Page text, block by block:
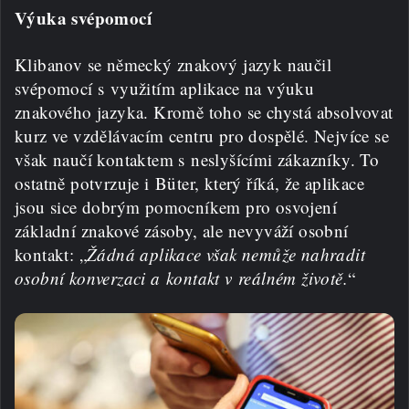
Výuka svépomocí
Klibanov se německý znakový jazyk naučil
svépomocí s využitím aplikace na výuku
znakového jazyka. Kromě toho se chystá absolvovat
kurz ve vzdělávacím centru pro dospělé. Nejvíce se
však naučí kontaktem s neslyšícími zákazníky. To
ostatně potvrzuje i Büter, který říká, že aplikace
jsou sice dobrým pomocníkem pro osvojení
základní znakové zásoby, ale nevyváží osobní
kontakt: „Žádná aplikace však nemůže nahradit
osobní konverzaci a kontakt v reálném životě.“